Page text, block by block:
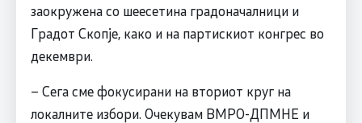
заокружена со шеесетина градоначалници и
Градот Скопје, како и на партискиот конгрес во
декември.
– Сега сме фокусирани на вториот круг на
локалните избори. Очекувам ВМРО-ДПМНЕ и